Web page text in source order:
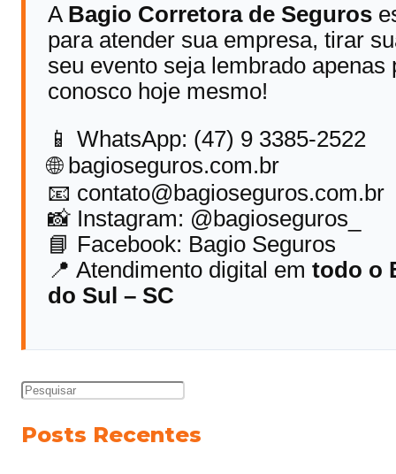
A Bagio Corretora de Seguros
para atender sua empresa, tirar
seu evento seja lembrado apenas
conosco hoje mesmo!
📱 WhatsApp: (47) 9 3385-2522
🌐 bagioseguros.com.br
📧 contato@bagioseguros.com.br
📸 Instagram: @bagioseguros_
📘 Facebook: Bagio Seguros
📍 Atendimento digital em todo o
do Sul – SC
Posts Recentes